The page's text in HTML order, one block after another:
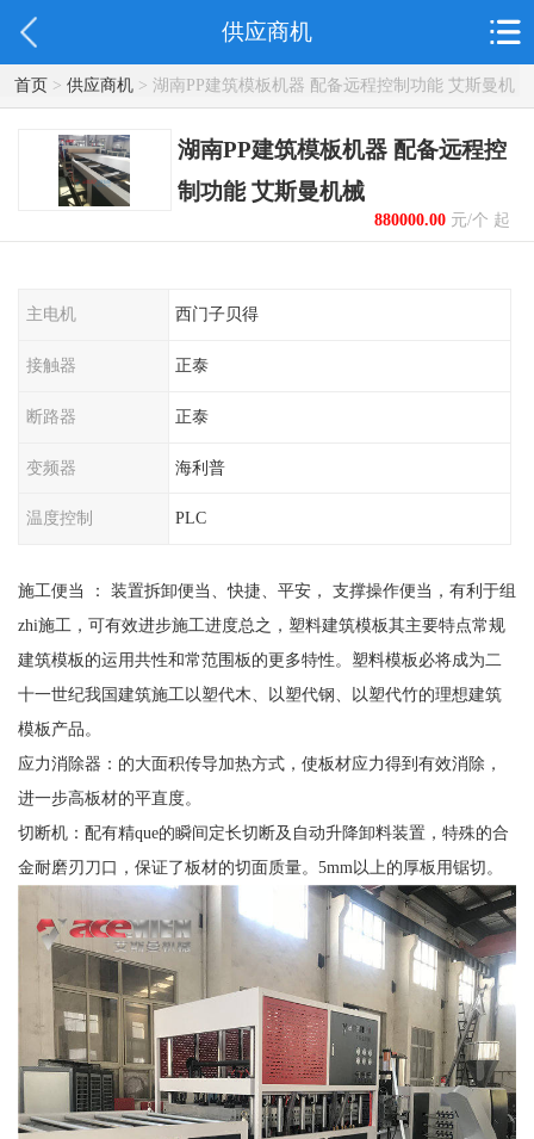
供应商机
首页> 供应商机> 湖南PP建筑模板机器 配备远程控制功能 艾斯曼机
械
湖南PP建筑模板机器 配备远程控
制功能 艾斯曼机械
880000.00元/个 起
主电机 西门子贝得
接触器 正泰
断路器 正泰
变频器 海利普
温度控制 PLC
施工便当 ： 装置拆卸便当、快捷、平安， 支撑操作便当，有利于组
zhi施工，可有效进步施工进度总之，塑料建筑模板其主要特点常规
建筑模板的运用共性和常范围板的更多特性。塑料模板必将成为二
十一世纪我国建筑施工以塑代木、以塑代钢、以塑代竹的理想建筑
模板产品。
应力消除器：的大面积传导加热方式，使板材应力得到有效消除，
进一步高板材的平直度。
切断机：配有精que的瞬间定长切断及自动升降卸料装置，特殊的合
金耐磨刃刀口，保证了板材的切面质量。5mm以上的厚板用锯切。